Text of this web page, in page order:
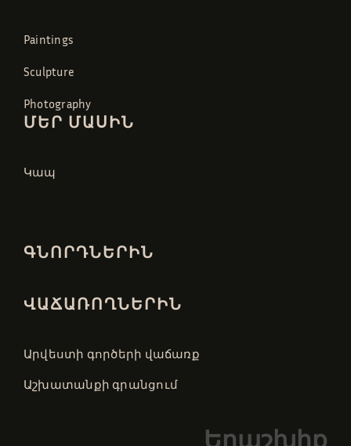
Paintings
Sculpture
Photography
ՄԵՐ ՄԱՍԻՆ
Կապ
ԳՆՈՐԴՆԵՐԻՆ
ՎԱՃԱՌՈՂՆԵՐԻՆ
Արվեստի գործերի վաճառք
Աշխատանքի գրանցում
Երաշխիք